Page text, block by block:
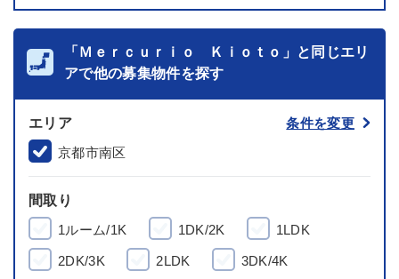
「Ｍｅｒｃｕｒｉｏ Ｋｉｏｔｏ」と同じエリ
アで他の募集物件を探す
エリア
条件を変更
京都市南区
間取り
1ルーム/1K
1DK/2K 1LDK
2DK/3K 2LDK 3DK/4K